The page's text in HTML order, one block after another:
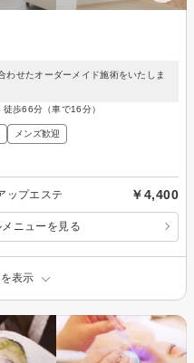
せたオーダーメイド施術をいたしま
歩66分（車で16分）
メンズ歓迎
ップエステ ￥4,400
ニューを見る
表示